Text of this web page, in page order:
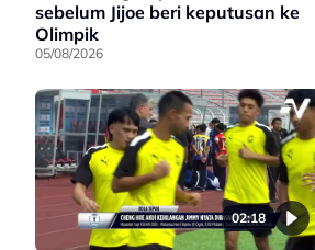
sebelum Jijoe beri keputusan ke
Olimpik
05/08/2026
02:18